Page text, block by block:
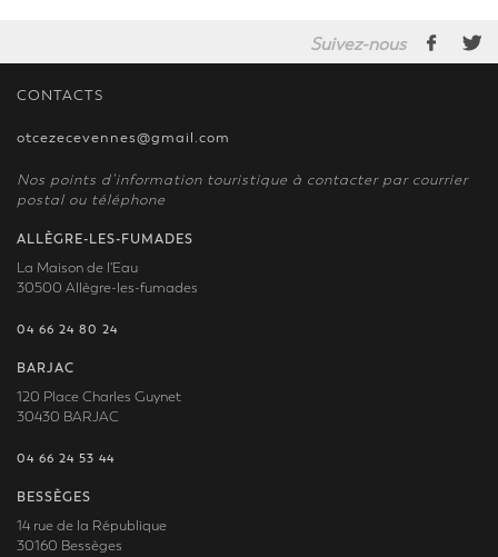
Suivez-nous
CONTACTS
otcezecevennes@gmail.com
Nos points d’information touristique à contacter par courrier
postal ou téléphone
ALLÈGRE-LES-FUMADES
La Maison de l'Eau
30500 Allègre-les-fumades
04 66 24 80 24
BARJAC
120 Place Charles Guynet
30430 BARJAC
04 66 24 53 44
BESSÈGES
14 rue de la République
30160 Bessèges